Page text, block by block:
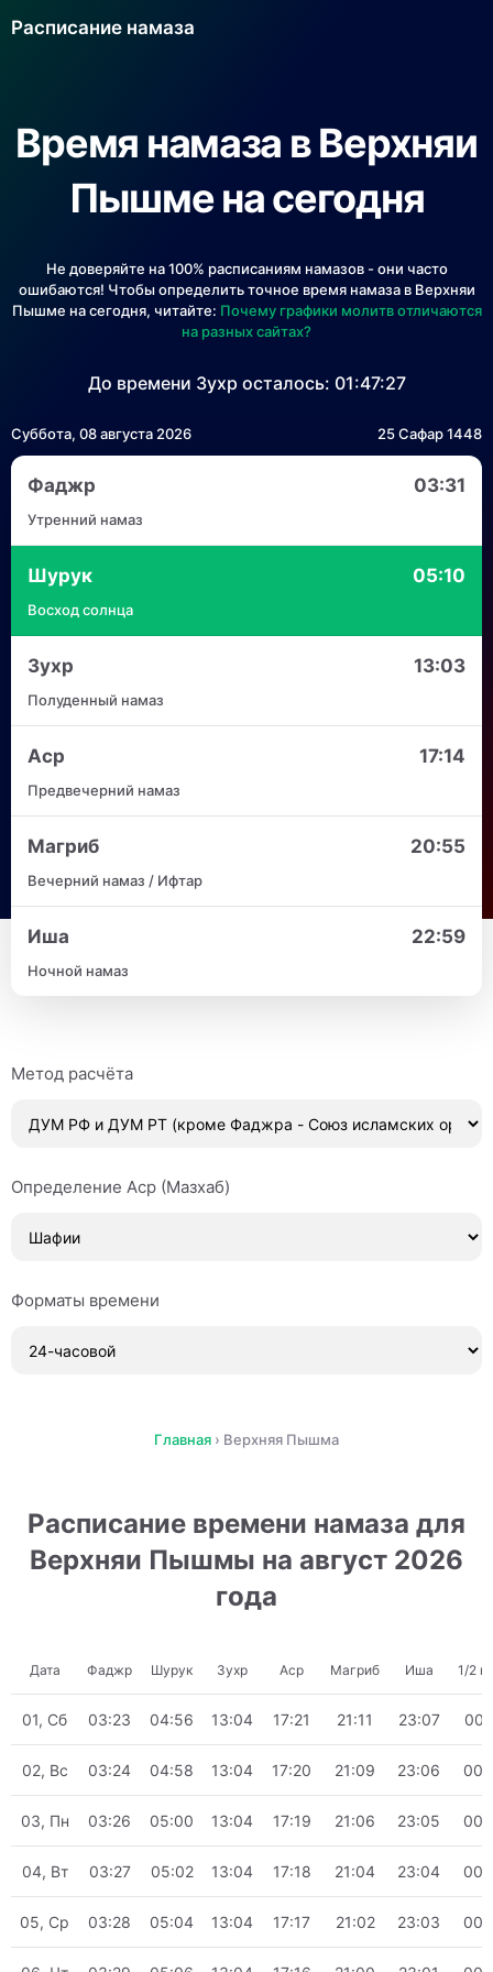
Расписание намаза
Время намаза в Верхняи
Пышме на сегодня
Не доверяйте на 100% расписаниям намазов - они часто
ошибаются! Чтобы определить точное время намаза в Верхняи
Пышме на сегодня, читайте: Почему графики молитв отличаются
на разных сайтах?
До времени Зухр осталось: 01:47:27
Суббота, 08 августа 2026 25 Сафар 1448
Фаджр 03:31
Утренний намаз
Шурук 05:10
Восход солнца
Зухр 13:03
Полуденный намаз
Аср 17:14
Предвечерний намаз
Магриб 20:55
Вечерний намаз / Ифтар
Иша 22:59
Ночной намаз
Метод расчёта
Определение Аср (Мазхаб)
Форматы времени
Главная › Верхняя Пышма
Расписание времени намаза для
Верхняи Пышмы на август 2026
года
Дата Фаджр Шурук Зухр Аср Магриб Иша 1/2
01, Сб 03:23 04:56 13:04 17:21 21:11 23:07
02, Вс 03:24 04:58 13:04 17:20 21:09 23:06
03, Пн 03:26 05:00 13:04 17:19 21:06 23:05
04, Вт 03:27 05:02 13:04 17:18 21:04 23:04
05, Ср 03:28 05:04 13:04 17:17 21:02 23:03